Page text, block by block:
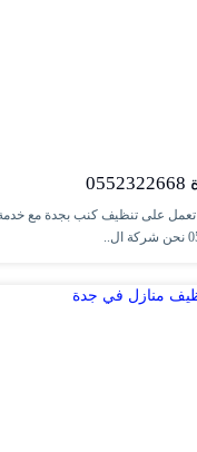
على تنظيف كنب بجدة مع خدمة